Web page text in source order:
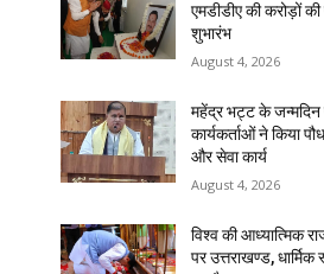
एमडीडीए की करोड़ों
शुभारंभ
August 4, 2026
महेंद्र भट्ट के जन्मदिन
कार्यकर्ताओं ने किया
और सेवा कार्य
August 4, 2026
विश्व की आध्यात्मिक
पर उत्तराखण्ड,